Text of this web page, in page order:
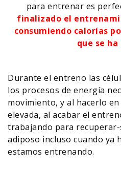
para entrenar es
finalizado el
consumiendo calorías
que se
Durante el entreno las
los procesos de energía
movimiento, y al hacerlo
elevada, al acabar el
trabajando para
adiposo incluso cuando ya
estamos entrenando.